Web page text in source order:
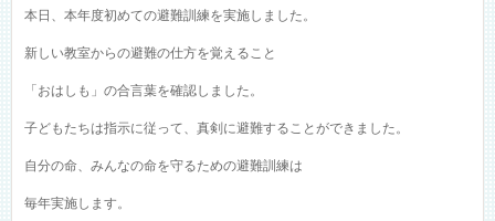
本日、本年度初めての避難訓練を実施しました。
新しい教室からの避難の仕方を覚えること
「おはしも」の合言葉を確認しました。
子どもたちは指示に従って、真剣に避難することができました。
自分の命、みんなの命を守るための避難訓練は
毎年実施します。